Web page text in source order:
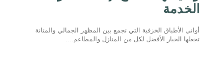
الخدمة
أواني الأطباق الخزفية التي تجمع بين المظهر الجمالي والمتانة
تجعلها الخيار الأفضل لكل من المنازل والمطاعم....